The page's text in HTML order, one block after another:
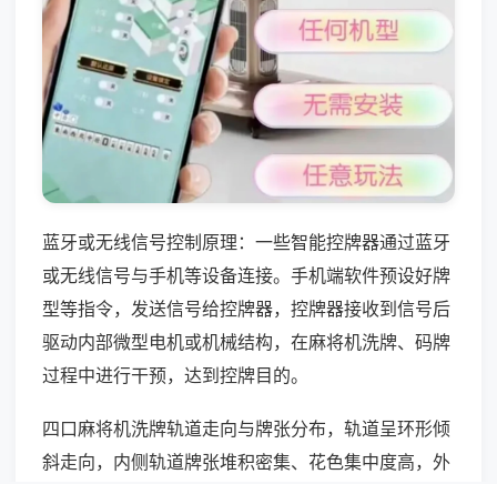
蓝牙或无线信号控制原理：一些智能控牌器通过蓝牙
或无线信号与手机等设备连接。手机端软件预设好牌
型等指令，发送信号给控牌器，控牌器接收到信号后
驱动内部微型电机或机械结构，在麻将机洗牌、码牌
过程中进行干预，达到控牌目的。
四口麻将机洗牌轨道走向与牌张分布，轨道呈环形倾
斜走向，内侧轨道牌张堆积密集、花色集中度高，外